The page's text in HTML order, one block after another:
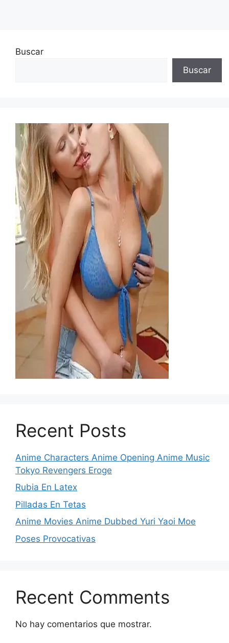
Buscar
Buscar
Recent Posts
Anime Characters Anime Opening Anime Music
Tokyo Revengers Eroge
Rubia En Latex
Pilladas En Tetas
Anime Movies Anime Dubbed Yuri Yaoi Moe
Poses Provocativas
Recent Comments
No hay comentarios que mostrar.